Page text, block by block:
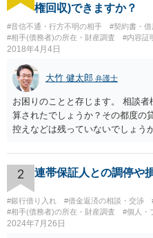
権回収)できますか？
#音信不通・行方不明の相手
#契約書・借
#相手(債務者)の所在・財産調査
#内容証
2018年4月4日
大竹 健太郎 弁護士
お困りのことと存じます。 相談
算されたでしょうか？その都度の
控えなどは残っていないでしょう
です。 彼の住所については住民
能です。 弁護士に依頼した際の
されており法律事務所によって
ますが、交渉を依頼すると①着手
②成功報酬が16％、③実費という
っては別途日当を請求するところ
2 連帯保証人との調停や
#銀行借り入れ #借金返済の相談・交渉
#相手(債務者)の所在・財産調査
#個人・
2024年7月26日